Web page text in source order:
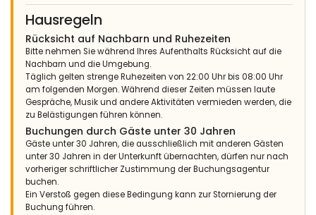
Hausregeln
Rücksicht auf Nachbarn und Ruhezeiten
Bitte nehmen Sie während Ihres Aufenthalts Rücksicht auf die
Nachbarn und die Umgebung.
Täglich gelten strenge Ruhezeiten von 22:00 Uhr bis 08:00 Uhr
am folgenden Morgen. Während dieser Zeiten müssen laute
Gespräche, Musik und andere Aktivitäten vermieden werden, die
zu Belästigungen führen können.
Buchungen durch Gäste unter 30 Jahren
Gäste unter 30 Jahren, die ausschließlich mit anderen Gästen
unter 30 Jahren in der Unterkunft übernachten, dürfen nur nach
vorheriger schriftlicher Zustimmung der Buchungsagentur
buchen.
Ein Verstoß gegen diese Bedingung kann zur Stornierung der
Buchung führen.